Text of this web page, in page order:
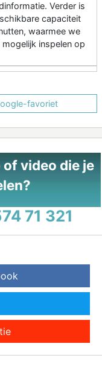
Verder is
capaciteit
waarmee we
inspelen op
favoriet
video die je
71 321